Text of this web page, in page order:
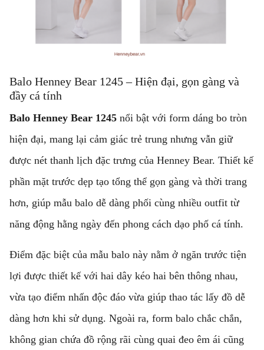
Balo Henney Bear 1245 – Hiện đại, gọn gàng và
đầy cá tính
Balo Henney Bear 1245 nổi bật với form dáng bo tròn
hiện đại, mang lại cảm giác trẻ trung nhưng vẫn giữ
được nét thanh lịch đặc trưng của Henney Bear. Thiết kế
phần mặt trước dẹp tạo tổng thể gọn gàng và thời trang
hơn, giúp mẫu balo dễ dàng phối cùng nhiều outfit từ
năng động hằng ngày đến phong cách dạo phố cá tính.
Điểm đặc biệt của mẫu balo này nằm ở ngăn trước tiện
lợi được thiết kế với hai dây kéo hai bên thông nhau,
vừa tạo điểm nhấn độc đáo vừa giúp thao tác lấy đồ dễ
dàng hơn khi sử dụng. Ngoài ra, form balo chắc chắn,
không gian chứa đồ rộng rãi cùng quai đeo êm ái cũng